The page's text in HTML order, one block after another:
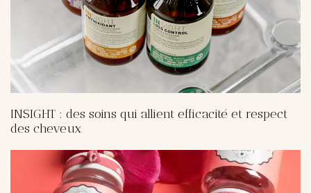
INSIGHT : des soins qui allient efficacité et respect
des cheveux